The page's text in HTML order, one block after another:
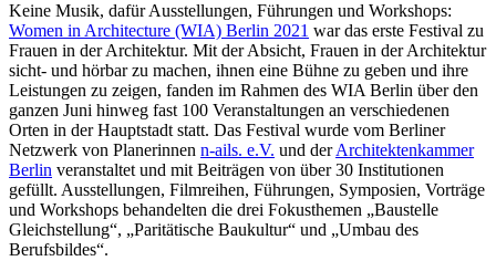
Keine Musik, dafür Ausstellungen, Führungen und Workshops:
Women in Architecture (WIA) Berlin 2021 war das erste Festival zu
Frauen in der Architektur. Mit der Absicht, Frauen in der Architektur
sicht- und hörbar zu machen, ihnen eine Bühne zu geben und ihre
Leistungen zu zeigen, fanden im Rahmen des WIA Berlin über den
ganzen Juni hinweg fast 100 Veranstaltungen an verschiedenen
Orten in der Hauptstadt statt. Das Festival wurde vom Berliner
Netzwerk von Planerinnen n-ails. e.V. und derArchitektenkammer
Berlin veranstaltet und mit Beiträgen von über 30 Institutionen
gefüllt. Ausstellungen, Filmreihen, Führungen, Symposien, Vorträge
und Workshops behandelten die drei Fokusthemen „Baustelle
Gleichstellung“, „Paritätische Baukultur“ und „Umbau des
Berufsbildes“.